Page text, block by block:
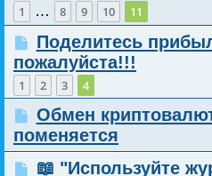
1 … 8 9 10 11
Поделитесь
пожалуйста!!!
1 2 3 4
Обмен
поменяется
📖 "Используйте